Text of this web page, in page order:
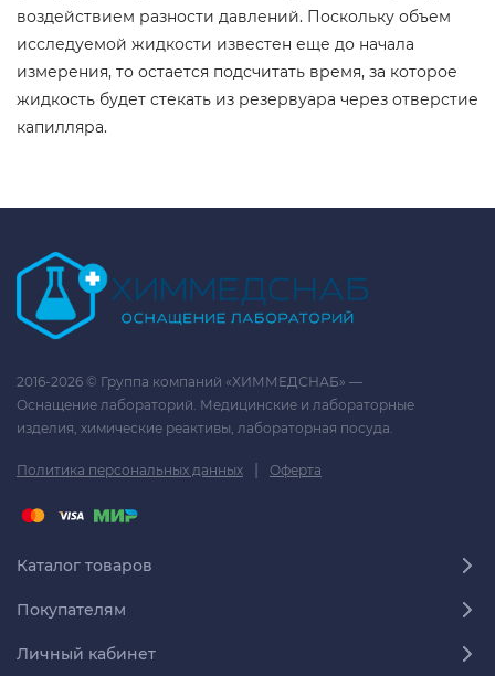
воздействием разности давлений. Поскольку объем
исследуемой жидкости известен еще до начала
измерения, то остается подсчитать время, за которое
жидкость будет стекать из резервуара через отверстие
капилляра.
2016-2026 © Группа компаний «ХИММЕДСНАБ» —
Оснащение лабораторий. Медицинские и лабораторные
изделия, химические реактивы, лабораторная посуда.
Политика персональных данных | Оферта
Каталог товаров
Покупателям
Личный кабинет